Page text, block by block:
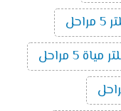
مياة 5 مراحل